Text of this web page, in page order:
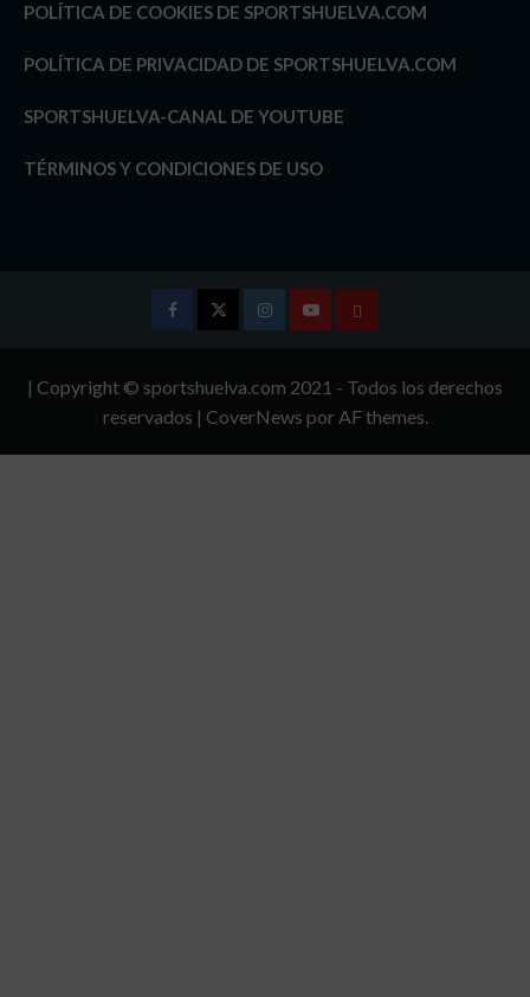
POLÍTICA DE COOKIES DE SPORTSHUELVA.COM
POLÍTICA DE PRIVACIDAD DE SPORTSHUELVA.COM
SPORTSHUELVA-CANAL DE YOUTUBE
TÉRMINOS Y CONDICIONES DE USO
InstagramYoutubeTÉRMINOS
CONDICIONES
| Copyright © sportshuelva.com 2021 - Todos los derechos
reservados | CoverNews por AF themes.